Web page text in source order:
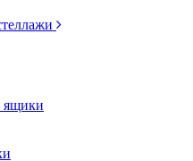
ящики